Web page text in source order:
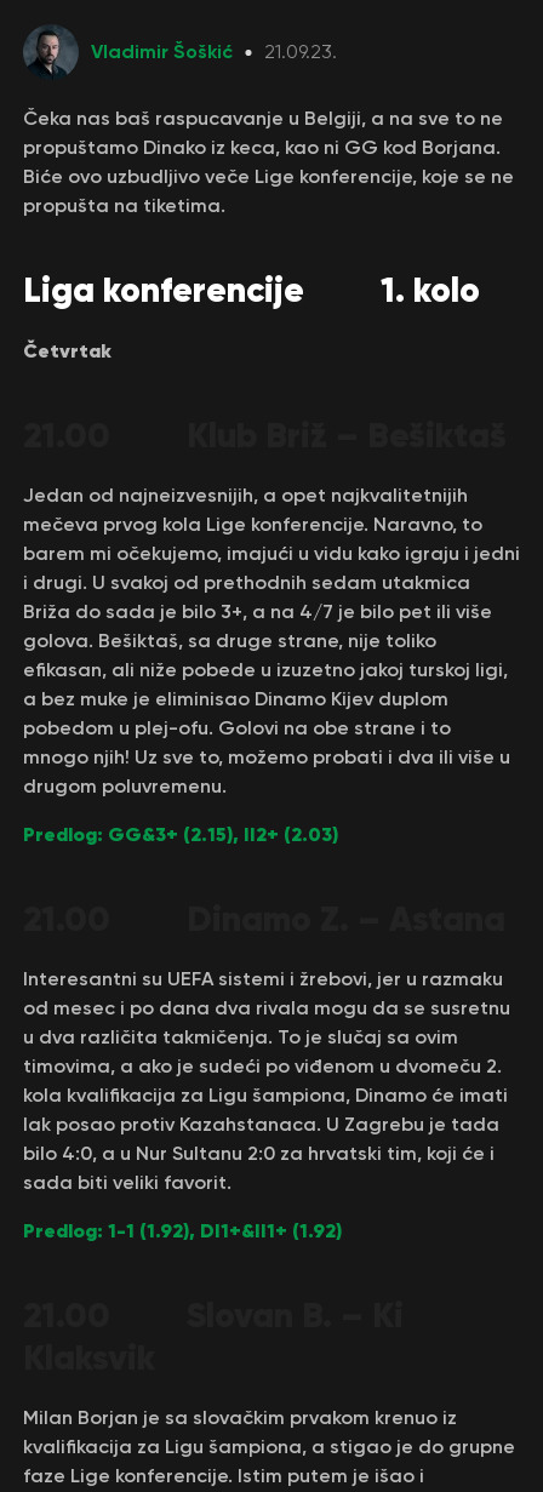
Vladimir Šoškić 21.09.23.
Čeka nas baš raspucavanje u Belgiji, a na sve to ne
propuštamo Dinako iz keca, kao ni GG kod Borjana.
Biće ovo uzbudljivo veče Lige konferencije, koje se ne
propušta na tiketima.
Liga konferencije 1. kolo
Četvrtak
Jedan od najneizvesnijih, a opet najkvalitetnijih
mečeva prvog kola Lige konferencije. Naravno, to
barem mi očekujemo, imajući u vidu kako igraju i jedni
i drugi. U svakoj od prethodnih sedam utakmica
Briža do sada je bilo 3+, a na 4/7 je bilo pet ili više
golova. Bešiktaš, sa druge strane, nije toliko
efikasan, ali niže pobede u izuzetno jakoj turskoj ligi,
a bez muke je eliminisao Dinamo Kijev duplom
pobedom u plej-ofu. Golovi na obe strane i to
mnogo njih! Uz sve to, možemo probati i dva ili više u
drugom poluvremenu.
Predlog: GG&3+ (2.15), II2+ (2.03)
Interesantni su UEFA sistemi i žrebovi, jer u razmaku
od mesec i po dana dva rivala mogu da se susretnu
u dva različita takmičenja. To je slučaj sa ovim
timovima, a ako je sudeći po viđenom u dvomeču 2.
kola kvalifikacija za Ligu šampiona, Dinamo će imati
lak posao protiv Kazahstanaca. U Zagrebu je tada
bilo 4:0, a u Nur Sultanu 2:0 za hrvatski tim, koji će i
sada biti veliki favorit.
Predlog: 1-1 (1.92), DI1+&II1+ (1.92)
Milan Borjan je sa slovačkim prvakom krenuo iz
kvalifikacija za Ligu šampiona, a stigao je do grupne
faze Lige konferencije. Istim putem je išao i